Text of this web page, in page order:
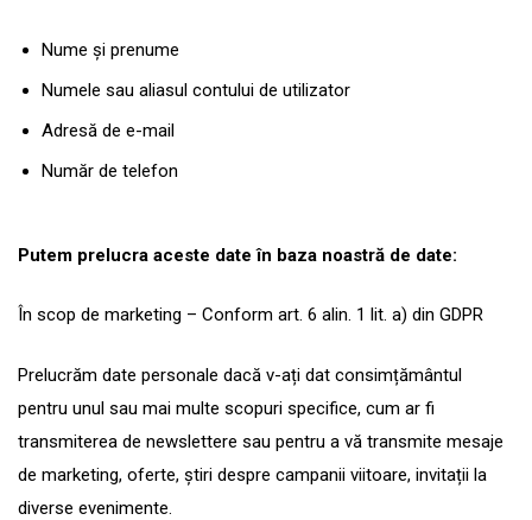
Nume și prenume
Numele sau aliasul contului de utilizator
Adresă de e-mail
Număr de telefon
Putem prelucra aceste date în baza noastră de date:
În scop de marketing – Conform art. 6 alin. 1 lit. a) din GDPR
Prelucrăm date personale dacă v-ați dat consimțământul
pentru unul sau mai multe scopuri specifice, cum ar fi
transmiterea de newslettere sau pentru a vă transmite mesaje
de marketing, oferte, știri despre campanii viitoare, invitații la
diverse evenimente.